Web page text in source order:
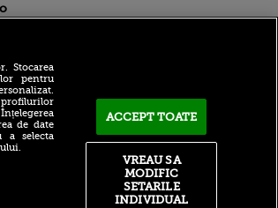
a
noul transfer la
remiza cu Rapid!
Stocarea
pentru
de date
a selecta
ACCEPT TOATE
VREAU SA
MODIFIC
SETARILE
INDIVIDUAL